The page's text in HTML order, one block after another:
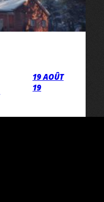
19 AOÛT
19